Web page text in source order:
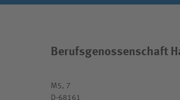
Berufsgenossenschaft
M5, 7
D-68161